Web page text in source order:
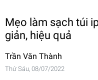
Mẹo làm sạch túi
giản, hiệu quả
Trần Văn Thành
Thứ Sáu, 08/07/2022